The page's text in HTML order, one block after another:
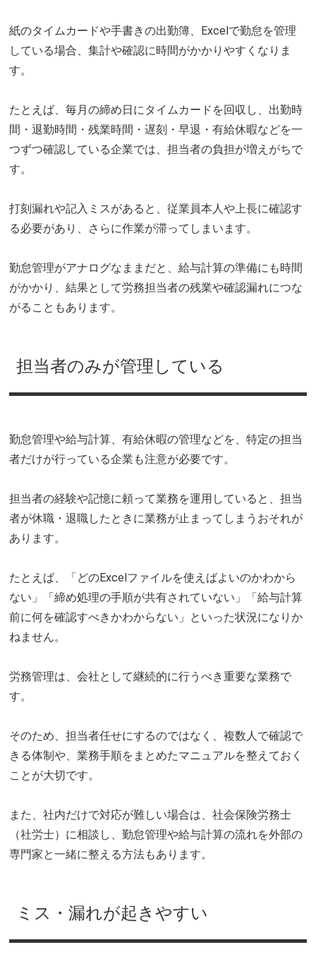
紙のタイムカードや手書きの出勤簿、Excelで勤怠を管理
している場合、集計や確認に時間がかかりやすくなりま
す。
たとえば、毎月の締め日にタイムカードを回収し、出勤時
間・退勤時間・残業時間・遅刻・早退・有給休暇などを一
つずつ確認している企業では、担当者の負担が増えがちで
す。
打刻漏れや記入ミスがあると、従業員本人や上長に確認す
る必要があり、さらに作業が滞ってしまいます。
勤怠管理がアナログなままだと、給与計算の準備にも時間
がかかり、結果として労務担当者の残業や確認漏れにつな
がることもあります。
担当者のみが管理している
勤怠管理や給与計算、有給休暇の管理などを、特定の担当
者だけが行っている企業も注意が必要です。
担当者の経験や記憶に頼って業務を運用していると、担当
者が休職・退職したときに業務が止まってしまうおそれが
あります。
たとえば、「どのExcelファイルを使えばよいのかわから
ない」「締め処理の手順が共有されていない」「給与計算
前に何を確認すべきかわからない」といった状況になりか
ねません。
労務管理は、会社として継続的に行うべき重要な業務で
す。
そのため、担当者任せにするのではなく、複数人で確認で
きる体制や、業務手順をまとめたマニュアルを整えておく
ことが大切です。
また、社内だけで対応が難しい場合は、社会保険労務士
（社労士）に相談し、勤怠管理や給与計算の流れを外部の
専門家と一緒に整える方法もあります。
ミス・漏れが起きやすい